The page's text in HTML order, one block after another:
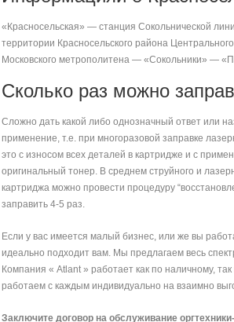
«Красносельская» — станция Сокольнической
территории Красносельского района
Московского метрополитена — «Сокольники» —
Сколько раз можно
Сложно дать какой либо однозначный ответ или
применение, т.е. при многоразовой заправке
это с износом всех деталей в картридже и с
оригинальный тонер. В среднем струйного и
картриджа можно провести процедуру
заправить 4-5 раз.
Если у вас имеется малый бизнес, или же вы
идеально подходит вам. Мы предлагаем весь
Компания « Atlant » работает как по наличному,
работаем с каждым индивидуально на взаимно
Заключите договор на обслуживание